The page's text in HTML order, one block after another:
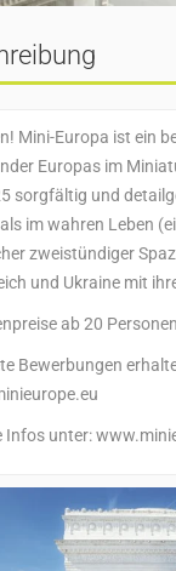
Mini-Europa ist ein
Europas im
sorgfältig und
im wahren Leben
zweistündiger
und Ukraine mit
ab 20
Bewerbungen
Infos unter: